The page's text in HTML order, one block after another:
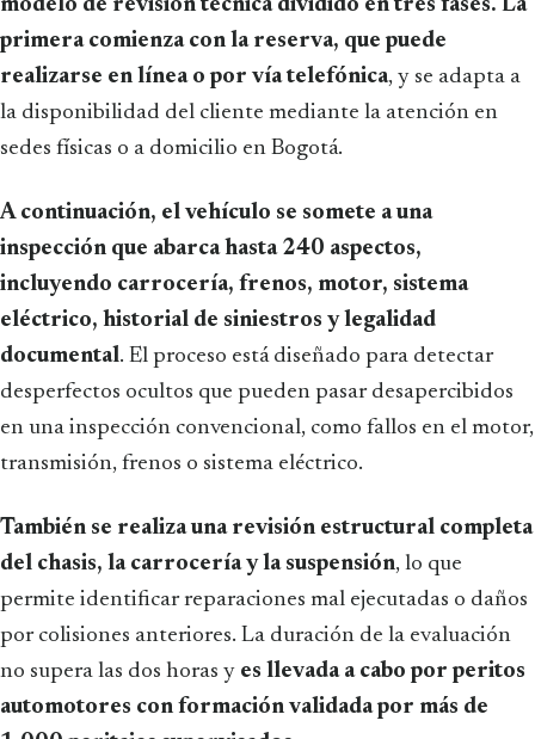
modelo de revisión técnica dividido en tres fases. La
primera comienza con la reserva, que puede
realizarse en línea o por vía telefónica, y se adapta a
la disponibilidad del cliente mediante la atención en
sedes físicas o a domicilio en Bogotá.
A continuación, el vehículo se somete a una
inspección que abarca hasta 240 aspectos,
incluyendo carrocería, frenos, motor, sistema
eléctrico, historial de siniestros y legalidad
documental. El proceso está diseñado para detectar
desperfectos ocultos que pueden pasar desapercibidos
en una inspección convencional, como fallos en el motor,
transmisión, frenos o sistema eléctrico.
También se realiza una revisión estructural completa
del chasis, la carrocería y la suspensión, lo que
permite identificar reparaciones mal ejecutadas o daños
por colisiones anteriores. La duración de la evaluación
no supera las dos horas y es llevada a cabo por peritos
automotores con formación validada por más de